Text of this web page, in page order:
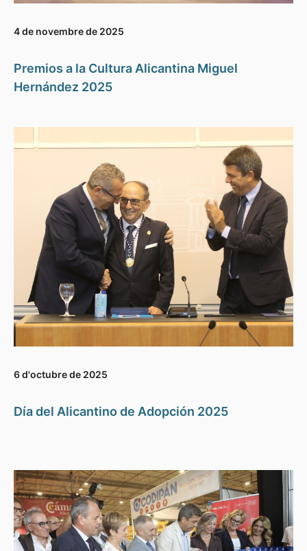
4 de novembre de 2025
Premios a la Cultura Alicantina Miguel
Hernández 2025
6 d'octubre de 2025
Día del Alicantino de Adopción 2025